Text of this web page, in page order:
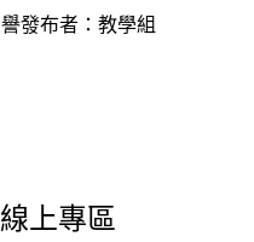
發布者：教學組
線上專區